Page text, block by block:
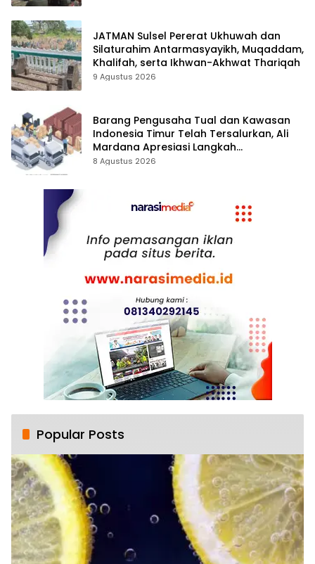
JATMAN Sulsel Pererat Ukhuwah dan
Silaturahim Antarmasyayikh, Muqaddam,
Khalifah, serta Ikhwan-Akhwat Thariqah
9 Agustus 2026
Barang Pengusaha Tual dan Kawasan
Indonesia Timur Telah Tersalurkan, Ali
Mardana Apresiasi Langkah
Penyelesaian PT Afid Logistik dan PT
8 Agustus 2026
Popular Posts